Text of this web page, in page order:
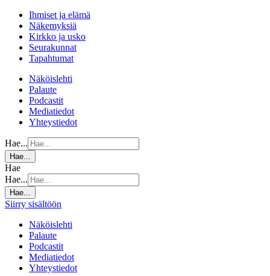
Ihmiset ja elämä
Näkemyksiä
Kirkko ja usko
Seurakunnat
Tapahtumat
Näköislehti
Palaute
Podcastit
Mediatiedot
Yhteystiedot
Hae...
Hae...
Hae
Hae...
Hae...
Siirry sisältöön
Näköislehti
Palaute
Podcastit
Mediatiedot
Yhteystiedot